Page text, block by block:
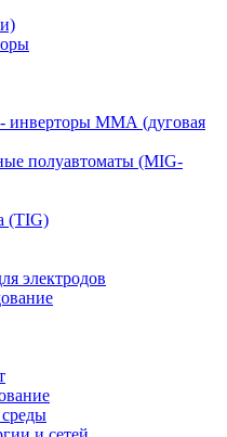
инверторы ММА (дуговая
полуавтоматы (MIG-
(TIG)
электродов